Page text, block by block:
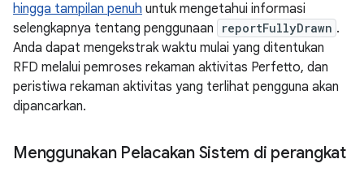
hingga tampilan penuh untuk mengetahui informasi
selengkapnya tentang penggunaan
reportFullyDrawn .
Anda dapat mengekstrak waktu mulai yang ditentukan
RFD melalui pemroses rekaman aktivitas Perfetto, dan
peristiwa rekaman aktivitas yang terlihat pengguna akan
dipancarkan.
Menggunakan Pelacakan Sistem di perangkat